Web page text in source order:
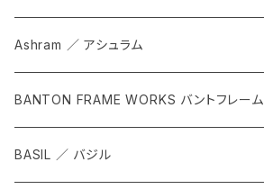
Ashram ／ アシュラム
BANTON FRAME WORKS バントフレーム
BASIL ／ バジル